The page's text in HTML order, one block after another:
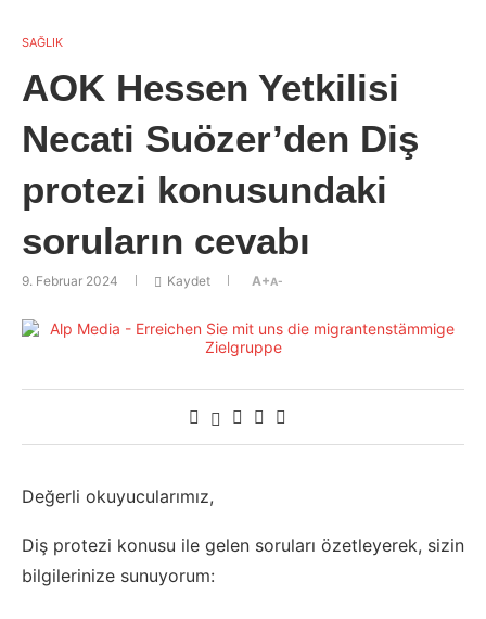
SAĞLIK
AOK Hessen Yetkilisi
Necati Suözer’den Diş
protezi konusundaki
soruların cevabı
9. Februar 2024 Kaydet A+A-
Değerli okuyucularımız,
Diş protezi konusu ile gelen soruları özetleyerek, sizin
bilgilerinize sunuyorum: